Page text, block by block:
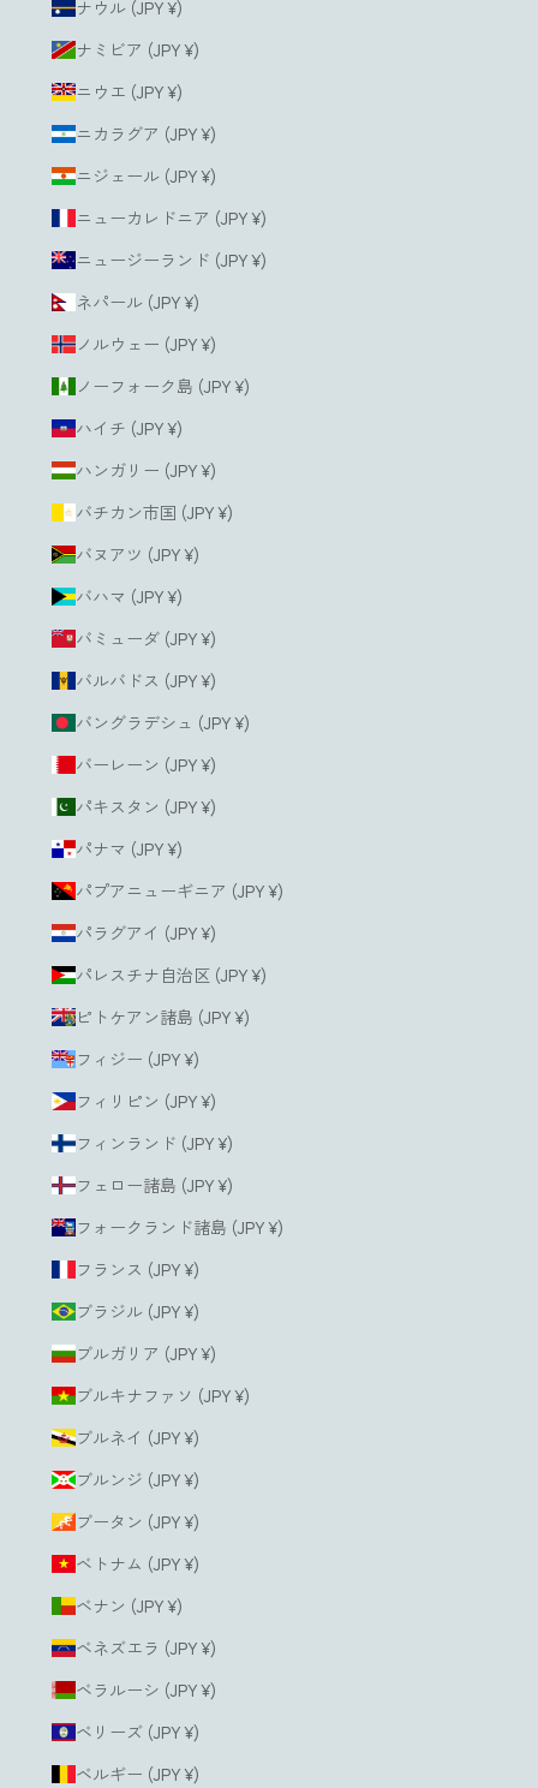
ナウル (JPY ¥)
ナミビア (JPY ¥)
ニウエ (JPY ¥)
ニカラグア (JPY ¥)
ニジェール (JPY ¥)
ニューカレドニア (JPY ¥)
ニュージーランド (JPY ¥)
ネパール (JPY ¥)
ノルウェー (JPY ¥)
ノーフォーク島 (JPY ¥)
ハイチ (JPY ¥)
ハンガリー (JPY ¥)
バチカン市国 (JPY ¥)
バヌアツ (JPY ¥)
バハマ (JPY ¥)
バミューダ (JPY ¥)
バルバドス (JPY ¥)
バングラデシュ (JPY ¥)
バーレーン (JPY ¥)
パキスタン (JPY ¥)
パナマ (JPY ¥)
パプアニューギニア (JPY ¥)
パラグアイ (JPY ¥)
パレスチナ自治区 (JPY ¥)
ピトケアン諸島 (JPY ¥)
フィジー (JPY ¥)
フィリピン (JPY ¥)
フィンランド (JPY ¥)
フェロー諸島 (JPY ¥)
フォークランド諸島 (JPY ¥)
フランス (JPY ¥)
ブラジル (JPY ¥)
ブルガリア (JPY ¥)
ブルキナファソ (JPY ¥)
ブルネイ (JPY ¥)
ブルンジ (JPY ¥)
ブータン (JPY ¥)
ベトナム (JPY ¥)
ベナン (JPY ¥)
ベネズエラ (JPY ¥)
ベラルーシ (JPY ¥)
ベリーズ (JPY ¥)
ベルギー (JPY ¥)